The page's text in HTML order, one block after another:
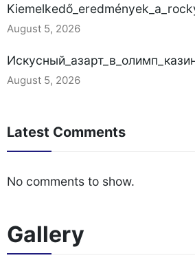
August 5, 2026
August 5, 2026
Latest Comments
No comments to show.
Gallery